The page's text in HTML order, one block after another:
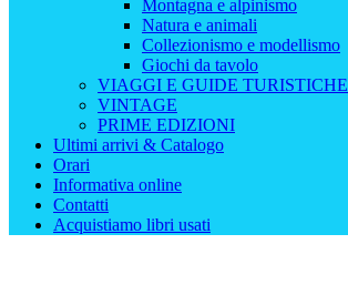
Montagna e alpinismo
Natura e animali
Collezionismo e modellismo
Giochi da tavolo
VIAGGI E GUIDE TURISTICHE
VINTAGE
PRIME EDIZIONI
Ultimi arrivi & Catalogo
Orari
Informativa online
Contatti
Acquistiamo libri usati